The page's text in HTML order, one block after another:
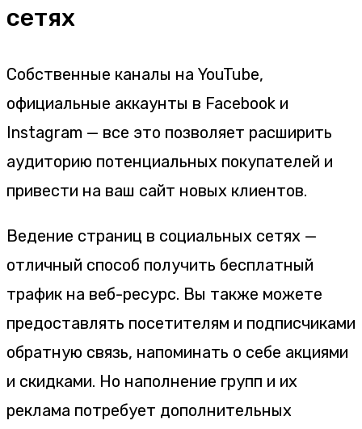
сетях
Собственные каналы на YouTube,
официальные аккаунты в Facebook и
Instagram — все это позволяет расширить
аудиторию потенциальных покупателей и
привести на ваш сайт новых клиентов.
Ведение страниц в социальных сетях —
отличный способ получить бесплатный
трафик на веб-ресурс. Вы также можете
предоставлять посетителям и подписчиками
обратную связь, напоминать о себе акциями
и скидками. Но наполнение групп и их
реклама потребует дополнительных